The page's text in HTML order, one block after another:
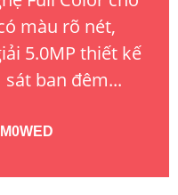
màu rõ nét,
5.0MP thiết kế
ban đêm...